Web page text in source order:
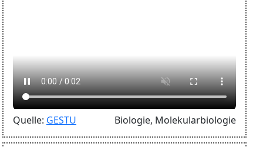
Quelle: GESTU Biologie, Molekularbiologie